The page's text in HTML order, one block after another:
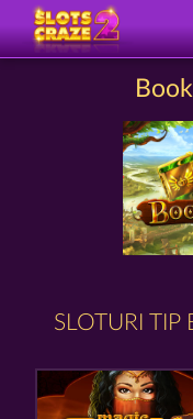
SLOTURI